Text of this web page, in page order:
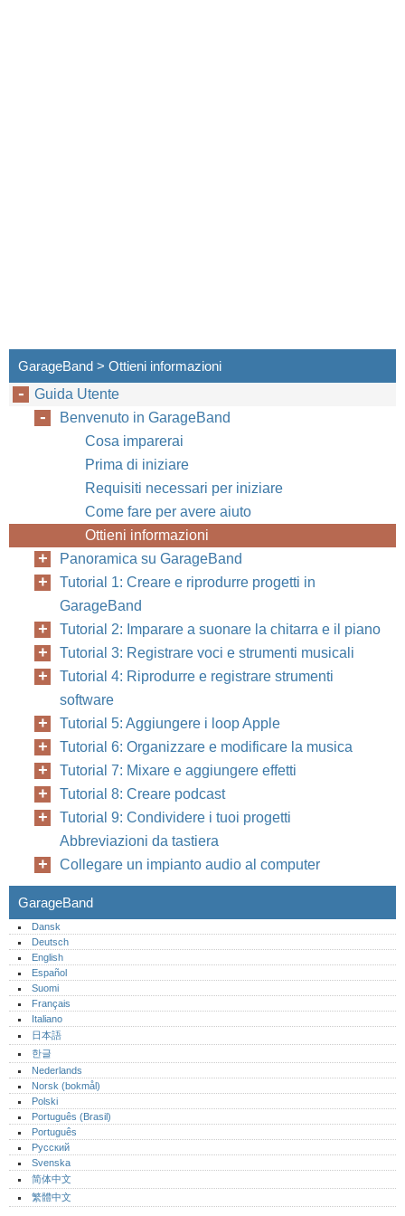
GarageBand > Ottieni informazioni
Guida Utente
Benvenuto in GarageBand
Cosa imparerai
Prima di iniziare
Requisiti necessari per iniziare
Come fare per avere aiuto
Ottieni informazioni
Panoramica su GarageBand
Tutorial 1: Creare e riprodurre progetti in
GarageBand
Tutorial 2: Imparare a suonare la chitarra e il piano
Tutorial 3: Registrare voci e strumenti musicali
Tutorial 4: Riprodurre e registrare strumenti
software
Tutorial 5: Aggiungere i loop Apple
Tutorial 6: Organizzare e modificare la musica
Tutorial 7: Mixare e aggiungere effetti
Tutorial 8: Creare podcast
Tutorial 9: Condividere i tuoi progetti
Abbreviazioni da tastiera
Collegare un impianto audio al computer
GarageBand
Dansk
Deutsch
English
Español
Suomi
Français
Italiano
日本語
한글
Nederlands
Norsk (bokmål)‎
Polski
Português (Brasil)
Português‎
Русский
Svenska
简体中文
繁體中文